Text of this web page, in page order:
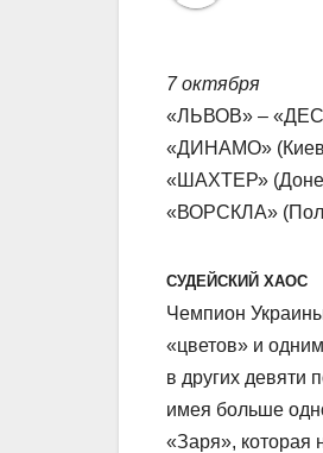
7 октября
«ЛЬВОВ» –
«ДИНАМО»
«ШАХТЕР»
«ВОРСКЛА»
СУДЕЙСКИЙ ХАОС
Чемпион
«цветов» и
в других девяти
имея больше
«Заря», которая